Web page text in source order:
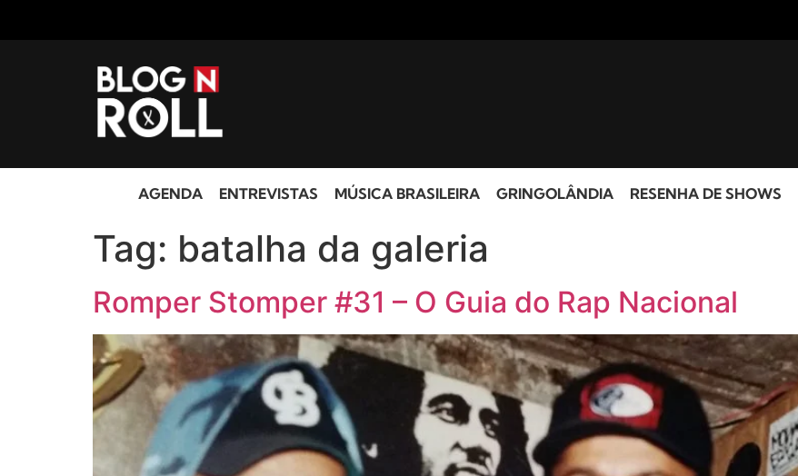
AGENDA ENTREVISTAS MÚSICA BRASILEIRA GRINGOLÂNDIA RESENHA DE SHOWS
Tag: batalha da galeria
Romper Stomper #31 – O Guia do Rap Nacional